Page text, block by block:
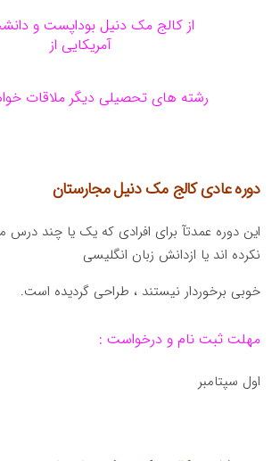
از کالج مک دنیل بوداپست و
آمریکایی از
رشته های تحصیلی دیگر ملاقات
دوره عادی کالج مک دنیل مجارستان
این دوره عمدتآ برای افرادی که یک یا چند درس
نکرده اند یا ازدانش زبان انگلیسی
خوبی برخوردار نیستند ، طراحی گردیده است.
مهلت ثبت نام و درخواست :
اول سپتامبر